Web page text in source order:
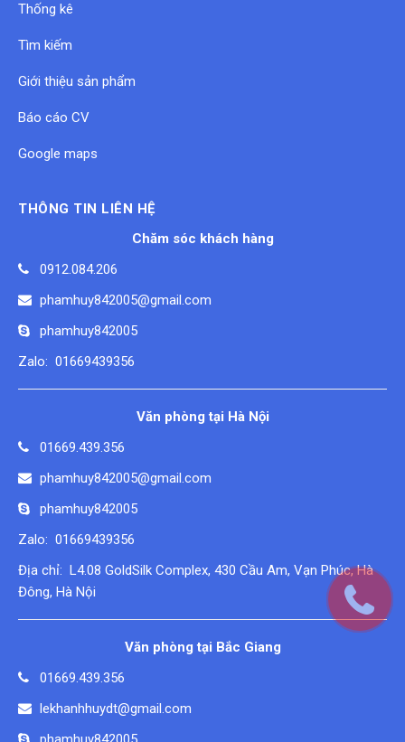
Thống kê
Tìm kiếm
Giới thiệu sản phẩm
Báo cáo CV
Google maps
THÔNG TIN LIÊN HỆ
Chăm sóc khách hàng
0912.084.206
phamhuy842005@gmail.com
phamhuy842005
Zalo: 01669439356
Văn phòng tại Hà Nội
01669.439.356
phamhuy842005@gmail.com
phamhuy842005
Zalo: 01669439356
Địa chỉ: L4.08 GoldSilk Complex, 430 Cầu Am, Vạn Phúc, Hà
Đông, Hà Nội
Văn phòng tại Bắc Giang
01669.439.356
lekhanhhuydt@gmail.com